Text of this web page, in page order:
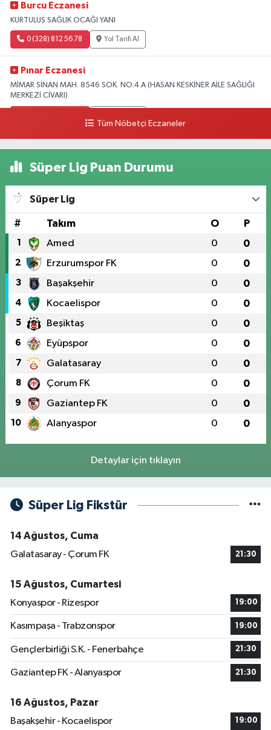
Burcu Eczanesi
KURTULUŞ SAĞLIK OCAĞI YANI
0 (328) 812 56 78 Yol Tarifi Al
Pınar Eczanesi
MİMAR SİNAN MAH. 8546 SOK. NO:4 A (HASAN KESKİNER AİLE SAĞLIĞI
MERKEZİ CİVARI)
Tüm Nöbetçi Eczaneler
Süper Lig Puan Durumu
Süper Lig
# Takım O P
1 Amed 0 0
2 Erzurumspor FK 0 0
3 Başakşehir 0 0
4 Kocaelispor 0 0
5 Beşiktaş 0 0
6 Eyüpspor 0 0
7 Galatasaray 0 0
8 Çorum FK 0 0
9 Gaziantep FK 0 0
10 Alanyaspor 0 0
Detaylar için tıklayın
Süper Lig Fikstür
14 Ağustos, Cuma
Galatasaray - Çorum FK
21:30
15 Ağustos, Cumartesi
Konyaspor - Rizespor
19:00
Kasımpaşa - Trabzonspor 19:00
Gençlerbirliği S.K. - Fenerbahçe 21:30
Gaziantep FK - Alanyaspor 21:30
16 Ağustos, Pazar
Başakşehir - Kocaelispor
19:00